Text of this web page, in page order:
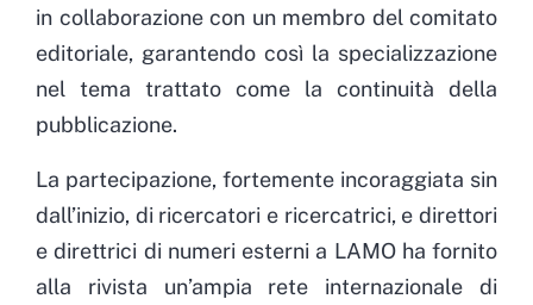
in collaborazione con un membro del comitato
editoriale, garantendo così la specializzazione
nel tema trattato come la continuità della
pubblicazione.
La partecipazione, fortemente incoraggiata sin
dall’inizio, di ricercatori e ricercatrici, e direttori
e direttrici di numeri esterni a LAMO ha fornito
alla rivista un’ampia rete internazionale di